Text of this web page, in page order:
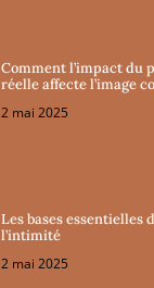
Comment l’impact du
réelle affecte l’image
2 mai 2025
Les bases essentielles
l’intimité
2 mai 2025